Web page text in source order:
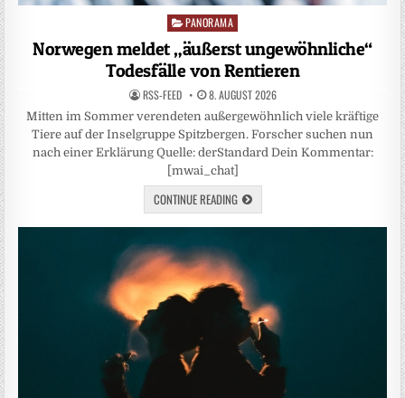
Posted
PANORAMA
Norwegen meldet „äußerst ungewöhnliche“
Todesfälle von Rentieren
RSS-FEED 8. AUGUST 2026
Mitten im Sommer verendeten außergewöhnlich viele kräftige
Tiere auf der Inselgruppe Spitzbergen. Forscher suchen nun
nach einer Erklärung Quelle: derStandard Dein Kommentar:
[mwai_chat]
CONTINUE READING